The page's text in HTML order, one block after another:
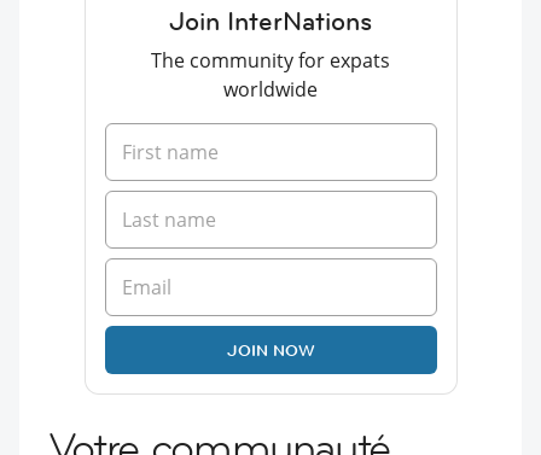
Join InterNations
The community for expats
worldwide
JOIN NOW